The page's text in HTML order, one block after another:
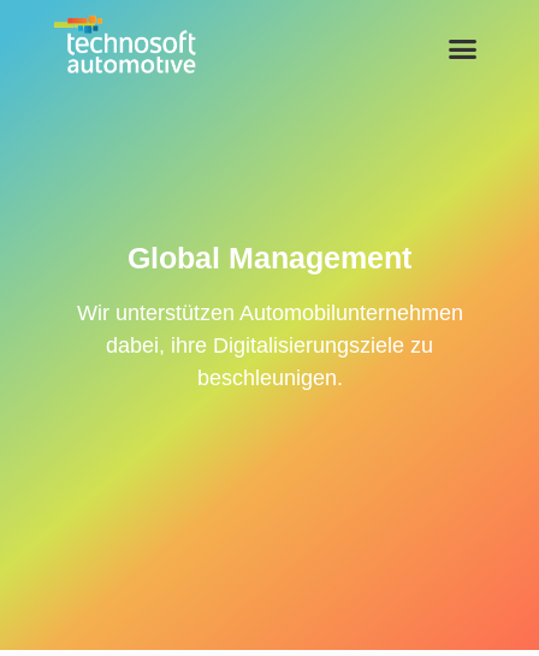
Global Management
Wir unterstützen Automobilunternehmen
dabei, ihre Digitalisierungsziele zu
beschleunigen.